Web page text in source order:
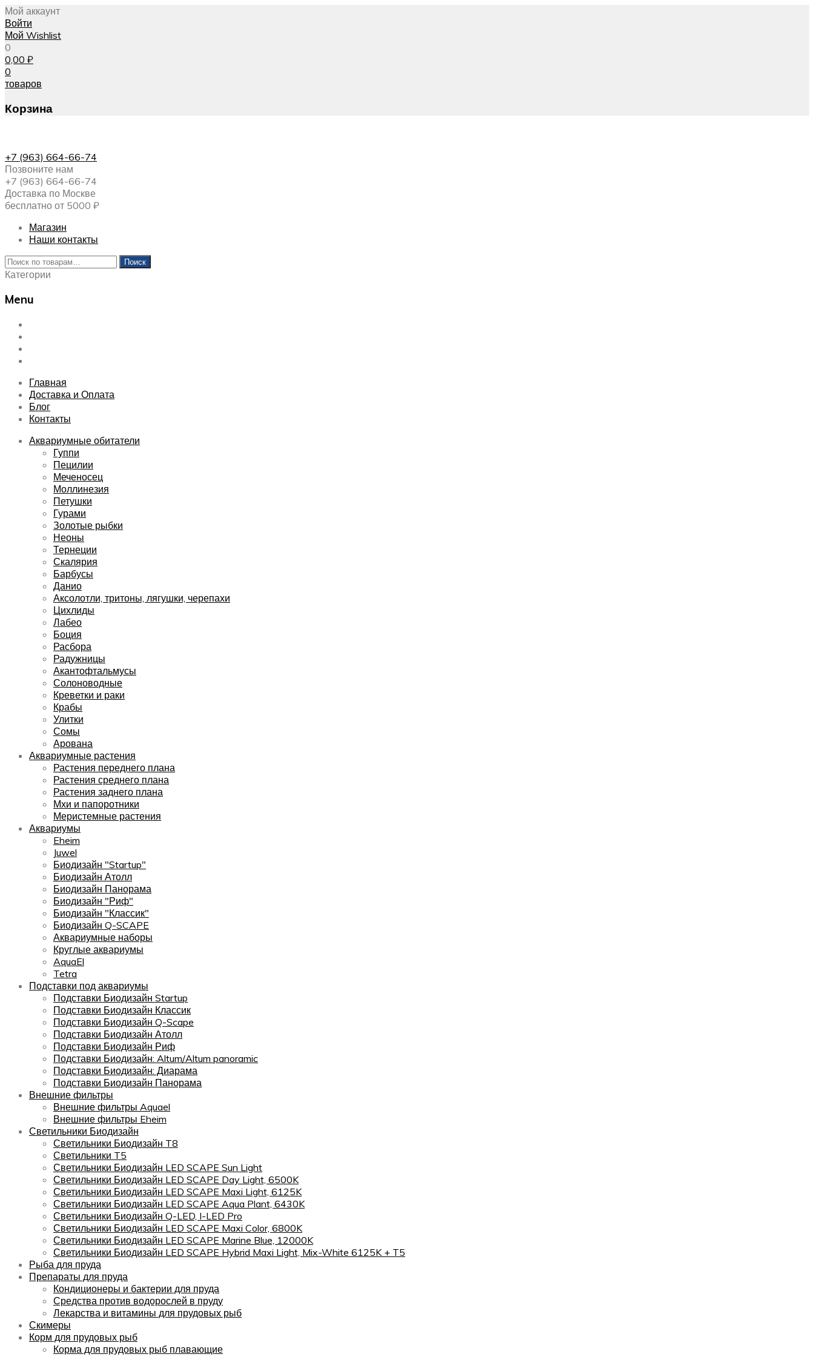
Мой аккаунт
Войти
Мой Wishlist
0
0,00 ₽
0
товаров
Корзина
+7 (963) 664-66-74
Позвоните нам
+7 (963) 664-66-74
Доставка по Москве
бесплатно от 5000 ₽
Магазин
Наши контакты
Искать:
Поиск
Категории
Menu
Skip
content
Главная
Доставка и Оплата
Блог
Контакты
Аквариумные обитатели
Гуппи
Пецилии
Меченосец
Моллинезия
Петушки
Гурами
Золотые рыбки
Неоны
Тернеции
Скалярия
Барбусы
Данио
Аксолотли, тритоны, лягушки, черепахи
Цихлиды
Лабео
Боция
Расбора
Радужницы
Акантофтальмусы
Солоноводные
Креветки и раки
Крабы
Улитки
Сомы
Арована
Аквариумные растения
Растения переднего плана
Растения среднего плана
Растения заднего плана
Мхи и папоротники
Меристемные растения
Аквариумы
Eheim
Juwel
Биодизайн "Startup"
Биодизайн Атолл
Биодизайн Панорама
Биодизайн "Риф"
Биодизайн "Классик"
Биодизайн Q-SCAPE
Аквариумные наборы
Круглые аквариумы
AquaEl
Tetra
Подставки под аквариумы
Подставки Биодизайн Startup
Подставки Биодизайн Классик
Подставки Биодизайн Q-Scape
Подставки Биодизайн Атолл
Подставки Биодизайн Риф
Подставки Биодизайн: Altum/Altum panoramic
Подставки Биодизайн: Диарама
Подставки Биодизайн Панорама
Внешние фильтры
Внешние фильтры Aquael
Внешние фильтры Eheim
Светильники Биодизайн
Светильники Биодизайн T8
Светильники T5
Светильники Биодизайн LED SCAPE Sun Light
Светильники Биодизайн LED SCAPE Day Light, 6500K
Светильники Биодизайн LED SCAPE Maxi Light, 6125K
Светильники Биодизайн LED SCAPE Aqua Plant, 6430K
Светильники Биодизайн Q-LED, I-LED Pro
Светильники Биодизайн LED SCAPE Maxi Color, 6800K
Светильники Биодизайн LED SCAPE Marine Blue, 12000K
Светильники Биодизайн LED SCAPE Hybrid Maxi Light, Mix-White 6125K + T5
Рыба для пруда
Препараты для пруда
Кондиционеры и бактерии для пруда
Средства против водорослей в пруду
Лекарства и витамины для прудовых рыб
Скимеры
Корм для прудовых рыб
Корма для прудовых рыб плавающие